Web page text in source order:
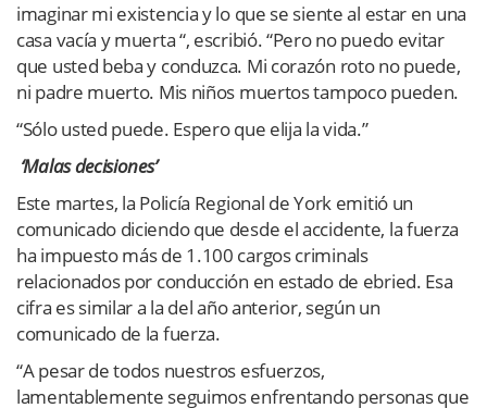
imaginar mi existencia y lo que se siente al estar en una
casa vacía y muerta “, escribió. “Pero no puedo evitar
que usted beba y conduzca. Mi corazón roto no puede,
ni padre muerto. Mis niños muertos tampoco pueden.
“Sólo usted puede. Espero que elija la vida.”
‘Malas decisiones’
Este martes, la Policía Regional de York emitió un
comunicado diciendo que desde el accidente, la fuerza
ha impuesto más de 1.100 cargos criminals
relacionados por conducción en estado de ebried. Esa
cifra es similar a la del año anterior, según un
comunicado de la fuerza.
“A pesar de todos nuestros esfuerzos,
lamentablemente seguimos enfrentando personas que